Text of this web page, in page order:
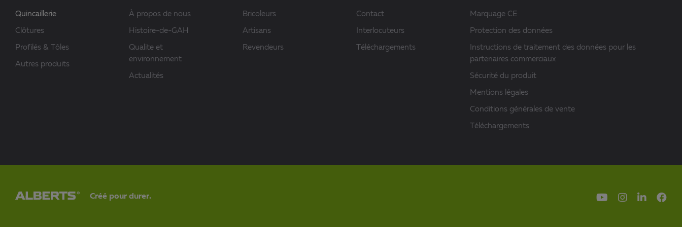
Quincaillerie
Clôtures
Profilés & Tôles
Autres produits
À propos de nous
Histoire-de-GAH
Qualite et
environnement
Actualités
Bricoleurs
Artisans
Revendeurs
Contact
Interlocuteurs
Téléchargements
Marquage CE
Protection des données
Instructions de traitement des données pour les
partenaires commerciaux
Sécurité du produit
Mentions légales
Conditions générales de vente
Téléchargements
Créé pour durer.